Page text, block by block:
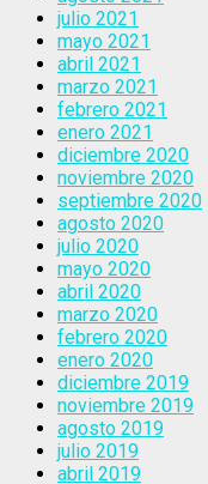
julio 2021
mayo 2021
abril 2021
marzo 2021
febrero 2021
enero 2021
diciembre 2020
noviembre 2020
septiembre 2020
agosto 2020
julio 2020
mayo 2020
abril 2020
marzo 2020
febrero 2020
enero 2020
diciembre 2019
noviembre 2019
agosto 2019
julio 2019
abril 2019